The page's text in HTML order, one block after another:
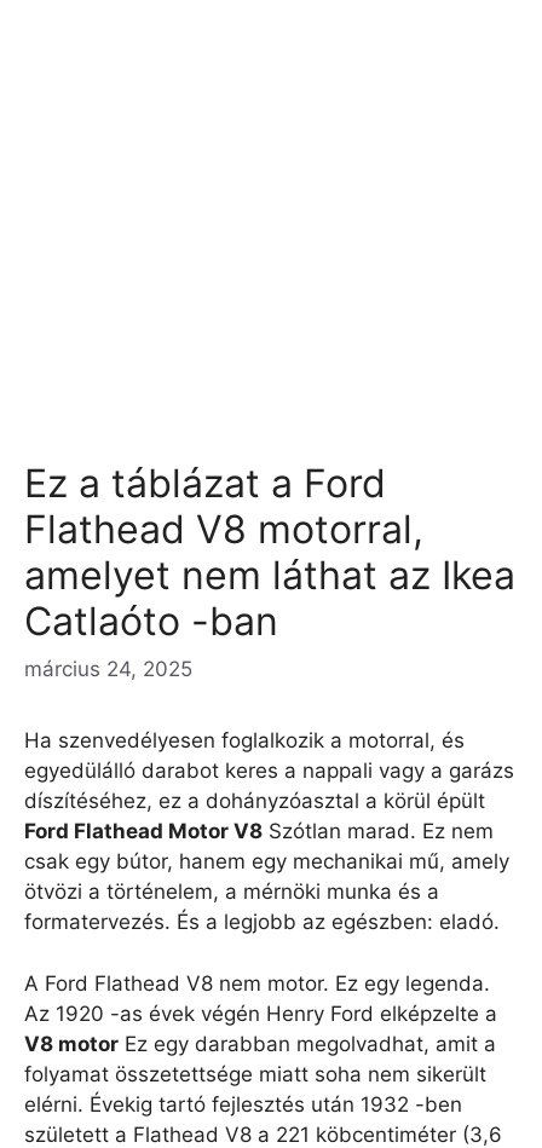
Ez a táblázat a Ford
Flathead V8 motorral,
amelyet nem láthat az Ikea
Catlaóto -ban
március 24, 2025
Ha szenvedélyesen foglalkozik a motorral, és
egyedülálló darabot keres a nappali vagy a garázs
díszítéséhez, ez a dohányzóasztal a körül épült
Ford Flathead Motor V8 Szótlan marad. Ez nem
csak egy bútor, hanem egy mechanikai mű, amely
ötvözi a történelem, a mérnöki munka és a
formatervezés. És a legjobb az egészben: eladó.
A Ford Flathead V8 nem motor. Ez egy legenda.
Az 1920 -as évek végén Henry Ford elképzelte a
V8 motor Ez egy darabban megolvadhat, amit a
folyamat összetettsége miatt soha nem sikerült
elérni. Évekig tartó fejlesztés után 1932 -ben
született a Flathead V8 a 221 köbcentiméter (3,6